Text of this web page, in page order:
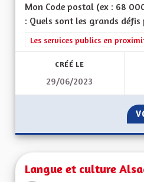
Mon Code postal (ex : 68
: Quels sont les grands défis
Filtrer les résultats de la
Les services publics en
CRÉÉ LE
29/06/2023
Langue et culture